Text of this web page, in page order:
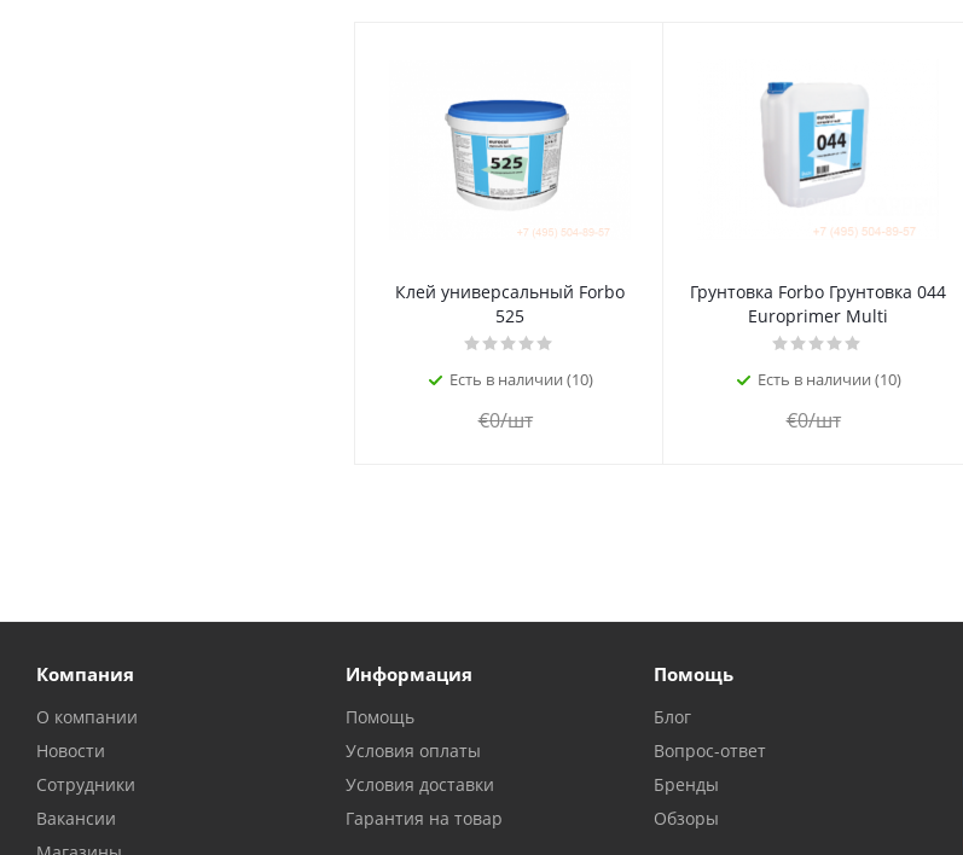
Клей универсальный Forbo
525
Есть в наличии (10)
€0/шт
Грунтовка Forbo Грунтовка 044
Europrimer Multi
Есть в наличии (10)
€0/шт
Компания
О компании
Новости
Сотрудники
Вакансии
Информация
Помощь
Условия оплаты
Условия доставки
Гарантия на товар
Помощь
Блог
Вопрос-ответ
Бренды
Обзоры